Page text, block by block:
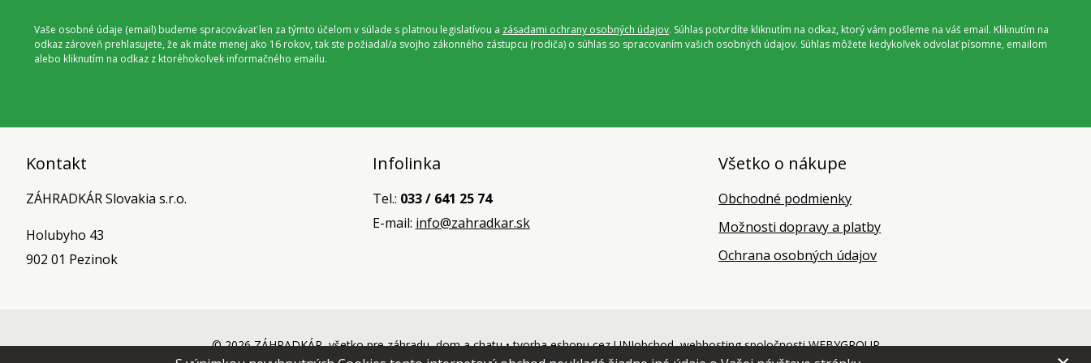
Vaše osobné údaje (email) budeme spracovávať len za týmto účelom v súlade s platnou legislatívou a zásadami ochrany osobných údajov. Súhlas potvrdíte kliknutím na odkaz, ktorý vám pošleme na váš email. Kliknutím na
odkaz zároveň prehlasujete, že ak máte menej ako 16 rokov, tak ste požiadal/a svojho zákonného zástupcu (rodiča) o súhlas so spracovaním vašich osobných údajov. Súhlas môžete kedykoľvek odvolať písomne, emailom
alebo kliknutím na odkaz z ktoréhokoľvek informačného emailu.
Kontakt
ZÁHRADKÁR Slovakia s.r.o.
Holubyho 43
902 01 Pezinok
Infolinka
Tel.: 033 / 641 25 74
E-mail: info@zahradkar.sk
Všetko o nákupe
Obchodné podmienky
Možnosti dopravy a platby
Ochrana osobných údajov
© 2026 ZÁHRADKÁR, všetko pre záhradu, dom a chatu •tvorba eshopu cez UNIobchod,webhostingspoločnostiWEBYGROUP